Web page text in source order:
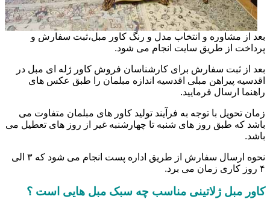
بعد از مشاوره و انتخاب مدل و رنگ کاور مبل،ثبت سفارش و
پرداخت از طریق سایت انجام می شود.
بعد از ثبت سفارش برای کارشناسان فروش کاور ژله ای مبل در
اقدسیه پیراهن مبلی اقدسیه اندازه مبلمان را طبق عکس های
راهنما ارسال فرمایید.
زمان تحویل با توجه به فرآیند تولید کاور های مبلمان متفاوت می
باشد که طبق روز های شنبه تا چهارشنبه غیر از روز های تعطیل می
باشد.
نحوه ارسال سفارش از طریق اداره پست انجام می شود که ۳ الی
۴ روز کاری زمان می برد.
کاور مبل ژلاتینی مناسب چه سبک مبل هایی است ؟